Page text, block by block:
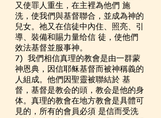
又使罪人重生，在主裡為他們 施
洗，使我們與基督聯合，並成為神的
兒女。祂又在信徒中內住、照亮、引
導、裝備和賜力量给信 徒，使他們
效法基督並服事神。
7) 我們相信真理的教會是由一群蒙
神恩典，因信耶稣基督而被神稱義的
人組成。他們因聖靈被聯結於 基
督，基督是教会的頭，教会是他的身
体。真理的教會在地方教會是具體可
見的，所有的會員必須 是信而受洗